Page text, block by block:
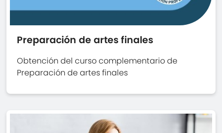
Preparación de artes finales
Obtención del curso complementario de
Preparación de artes finales